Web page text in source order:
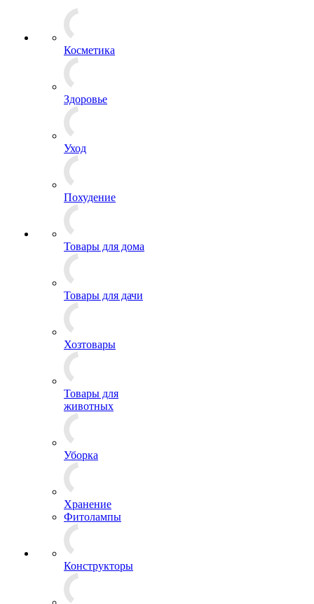
Косметика
Здоровье
Уход
Похудение
Товары для дома
Товары для дачи
Хозтовары
Товары для
животных
Уборка
Хранение
Фитолампы
Конструкторы